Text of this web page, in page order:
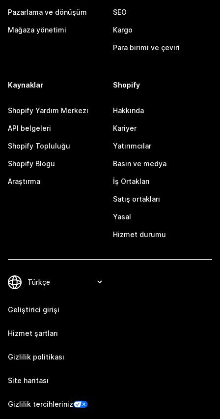
Pazarlama ve dönüşüm
Mağaza yönetimi
SEO
Kargo
Para birimi ve çeviri
Kaynaklar
Shopify Yardım Merkezi
API belgeleri
Shopify Topluluğu
Shopify Blogu
Araştırma
Shopify
Hakkında
Kariyer
Yatırımcılar
Basın ve medya
İş Ortakları
Satış ortakları
Yasal
Hizmet durumu
Geliştirici girişi
Hizmet şartları
Gizlilik politikası
Site haritası
Gizlilik tercihleriniz